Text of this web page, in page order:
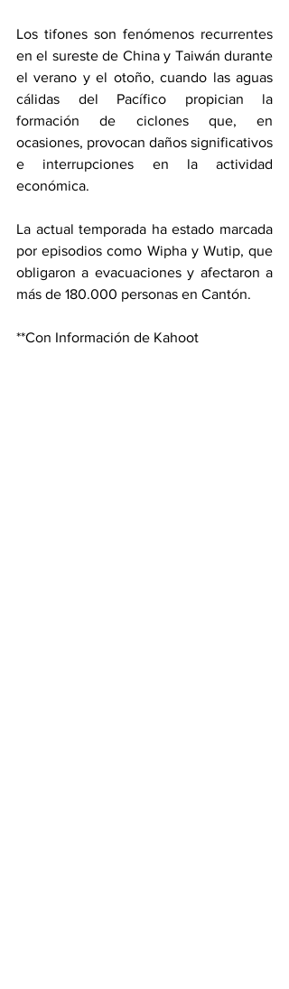
Los tifones son fenómenos recurrentes
en el sureste de China y Taiwán durante
el verano y el otoño, cuando las aguas
cálidas del Pacífico propician la
formación de ciclones que, en
ocasiones, provocan daños significativos
e interrupciones en la actividad
económica.
La actual temporada ha estado marcada
por episodios como Wipha y Wutip, que
obligaron a evacuaciones y afectaron a
más de 180.000 personas en Cantón.
**Con Información de Kahoot